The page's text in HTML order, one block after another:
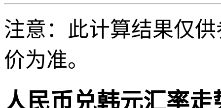
注意：此计算结果仅
价为准。
人民币兑韩元汇率走